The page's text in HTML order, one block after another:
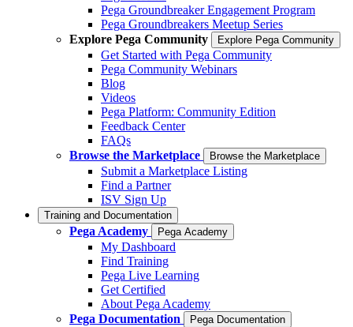
Pega Groundbreaker Engagement Program
Pega Groundbreakers Meetup Series
Explore Pega Community
Explore Pega Community
Get Started with Pega Community
Pega Community Webinars
Blog
Videos
Pega Platform: Community Edition
Feedback Center
FAQs
Browse the Marketplace
Browse the Marketplace
Submit a Marketplace Listing
Find a Partner
ISV Sign Up
Training and Documentation
Pega Academy Pega Academy
My Dashboard
Find Training
Pega Live Learning
Get Certified
About Pega Academy
Pega Documentation
Pega Documentation